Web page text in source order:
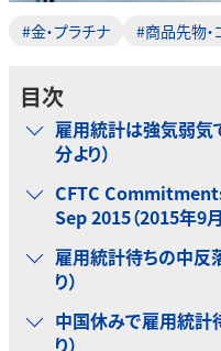
#金・プラチナ #商品先物・
目次
雇用統計は強気弱気
分より）
CFTC
Sep 2015（2015年9月
雇用統計待ちの中反
り）
中国休みで雇用統計
り）